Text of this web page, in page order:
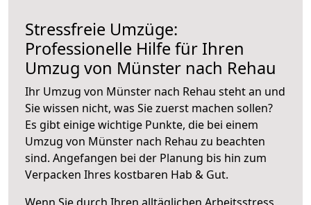
Stressfreie Umzüge:
Professionelle Hilfe für Ihren
Umzug von Münster nach Rehau
Ihr Umzug von Münster nach Rehau steht an und
Sie wissen nicht, was Sie zuerst machen sollen?
Es gibt einige wichtige Punkte, die bei einem
Umzug von Münster nach Rehau zu beachten
sind. Angefangen bei der Planung bis hin zum
Verpacken Ihres kostbaren Hab & Gut.